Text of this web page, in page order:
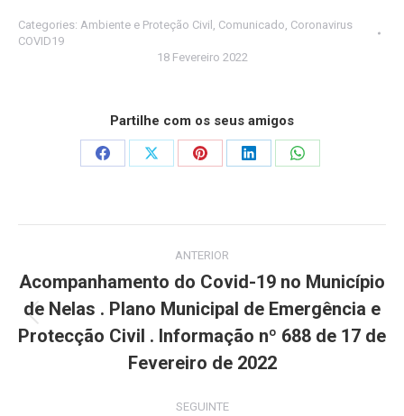
Categories: Ambiente e Proteção Civil , Comunicado, Coronavirus
COVID19
18 Fevereiro 2022
Partilhe com os seus amigos
Share
Share
Share
Share
Share
navigation
ANTERIOR
Previous
post:
Acompanhamento do Covid-19 no Município
de Nelas . Plano Municipal de Emergência e
Protecção Civil . Informação nº 688 de 17 de
Fevereiro de 2022
SEGUINTE